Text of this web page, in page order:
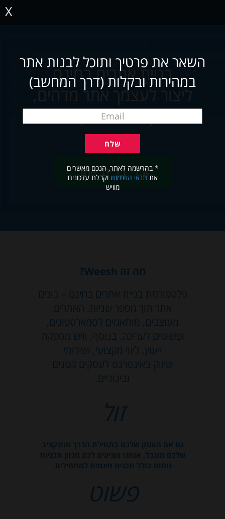
X
השאר את פרטיך ותוכל לבנות אתר
במהירות ובקלות (דרך המחשב)
* בהרשמה לאתר, הנכם מאשרים
אתתנאי השימוש וקבלת עדכונים
מוויש
בניית אתרים בחינם
ליצור לעצמך אתר מדהים,
תוך שניות ובקלות
בניית אתר
מה זה Weesh?
פלטפורמת בניית אתרים בחינם – בונים
אתר תוך מספר שניות. האתרים
מעוצבים, מותאמים לסמארטפונים,
ופשוטים לעריכה. בנוסף, וויש מספקת
ייעוץ, ליווי מקצועי, ושירותי
שיווק באינטרנט לעסקים קטנים
ובינוניים.
זול
גם אם העסק שלכם בתחילת הדרך והתקציב
שלכם מוגבל, אנחנו מציעים לכם מגוון תכניות
נוחות כולל תכנית חינמית למתחילים.
פשוט